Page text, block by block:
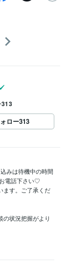
313
ロー313
みは待機中の時間
お電話下さい♡
ます。ご了承くだ
の状況把握がより